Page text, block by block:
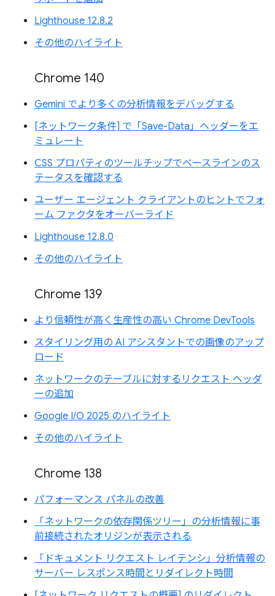
Lighthouse 12.8.2
その他のハイライト
Chrome 140
Gemini でより多くの分析情報をデバッグする
[ネットワーク条件] で「Save-Data」ヘッダーをエ
ミュレート
CSS プロパティのツールチップでベースラインのス
テータスを確認する
ユーザー エージェント クライアントのヒントでフォ
ーム ファクタをオーバーライド
Lighthouse 12.8.0
その他のハイライト
Chrome 139
より信頼性が高く生産性の高い Chrome DevTools
スタイリング用の AI アシスタントでの画像のアップ
ロード
ネットワークのテーブルに対するリクエスト ヘッダ
ーの追加
Google I/O 2025 のハイライト
その他のハイライト
Chrome 138
パフォーマンス パネルの改善
「ネットワークの依存関係ツリー」の分析情報に事
前接続されたオリジンが表示される
「ドキュメント リクエスト レイテンシ」分析情報の
サーバー レスポンス時間とリダイレクト時間